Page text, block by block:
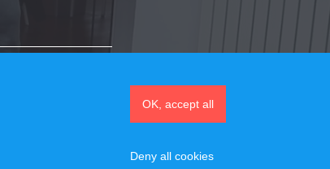
OK, accept all
Deny all cookies